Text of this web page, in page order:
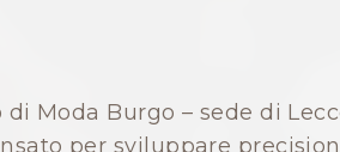
Moda Burgo – sede di
per sviluppare